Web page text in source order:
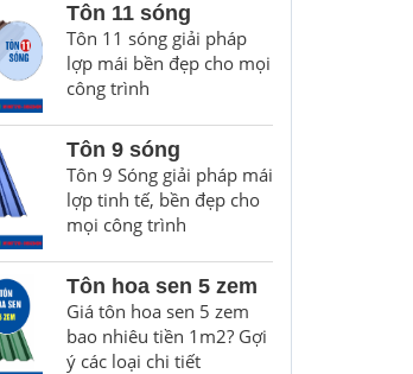
Tôn 11 sóng
Tôn 11 sóng giải pháp
lợp mái bền đẹp cho mọi
công trình
Tôn 9 sóng
Tôn 9 Sóng giải pháp mái
lợp tinh tế, bền đẹp cho
mọi công trình
Tôn hoa sen 5 zem
Giá tôn hoa sen 5 zem
bao nhiêu tiền 1m2? Gợi
ý các loại chi tiết